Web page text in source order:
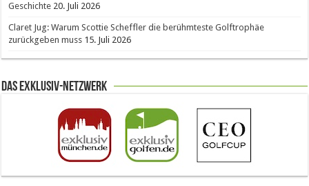
Geschichte 20. Juli 2026
Claret Jug: Warum Scottie Scheffler die berühmteste Golftrophäe
zurückgeben muss 15. Juli 2026
Das Exklusiv-Netzwerk